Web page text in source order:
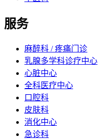
服务
麻醉科 / 疼痛门诊
乳腺多学科诊疗中心
心脏中心
全科医疗中心
口腔科
皮肤科
消化中心
急诊科